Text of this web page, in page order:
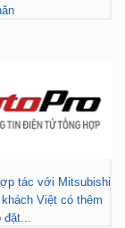
tác với Mitsubishi
Việt có thêm
đặt...